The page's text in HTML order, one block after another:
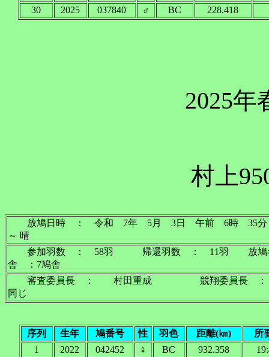
30
2025 037840 ♂ BC 228.418
2025年
村上
放鳩日時 ： 令和 7年 5月 3日 午前 6
～ 晴
参加羽数 ： 58羽 帰還羽数 ： 11羽 放鳩者
舎 ：7鳩舎
審査委員長 ： 村田重成 競翔委員長 ：
同じ
序列 生年 鳩番号 性 羽色 距離(㎞)
所
1
2022 042452 ♀ BC 932.358